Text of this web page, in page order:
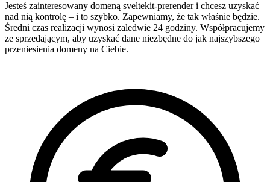
Jesteś zainteresowany domeną sveltekit-prerender i chcesz uzyskać
nad nią kontrolę – i to szybko. Zapewniamy, że tak właśnie będzie.
Średni czas realizacji wynosi zaledwie 24 godziny. Współpracujemy
ze sprzedającym, aby uzyskać dane niezbędne do jak najszybszego
przeniesienia domeny na Ciebie.